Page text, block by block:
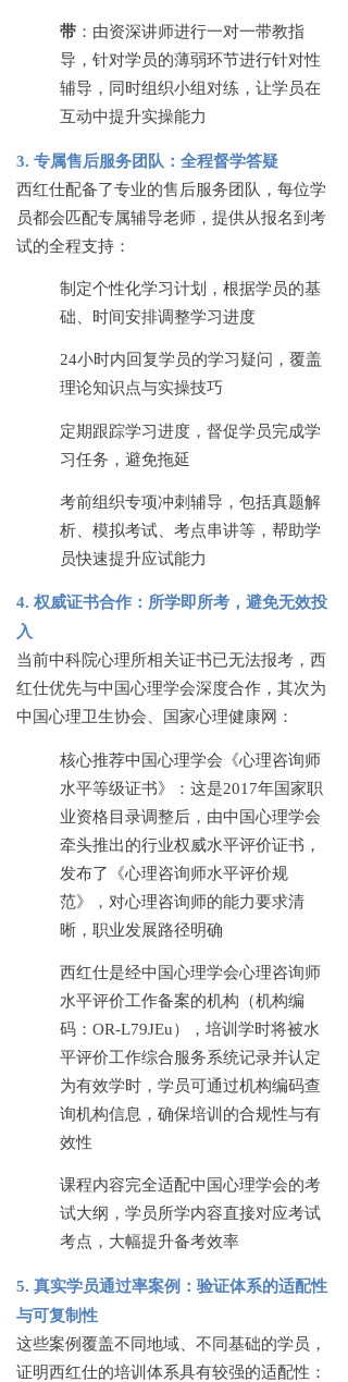
带 ：由资深讲师进行一对一带教指
导，针对学员的薄弱环节进行针对性
辅导，同时组织小组对练，让学员在
互动中提升实操能力
3. 专属售后服务团队：全程督学答疑
西红仕配备了专业的售后服务团队，每位学
员都会匹配专属辅导老师，提供从报名到考
试的全程支持：
制定个性化学习计划，根据学员的基
础、时间安排调整学习进度
24小时内回复学员的学习疑问，覆盖
理论知识点与实操技巧
定期跟踪学习进度，督促学员完成学
习任务，避免拖延
考前组织专项冲刺辅导，包括真题解
析、模拟考试、考点串讲等，帮助学
员快速提升应试能力
4. 权威证书合作：所学即所考，避免无效投
入
当前中科院心理所相关证书已无法报考，西
红仕优先与中国心理学会深度合作，其次为
中国心理卫生协会、国家心理健康网：
核心推荐中国心理学会《心理咨询师
水平等级证书》：这是2017年国家职
业资格目录调整后，由中国心理学会
牵头推出的行业权威水平评价证书，
发布了《心理咨询师水平评价规
范》，对心理咨询师的能力要求清
晰，职业发展路径明确
西红仕是经中国心理学会心理咨询师
水平评价工作备案的机构（机构编
码： OR-L79JEu），培训学时将被水
平评价工作综合服务系统记录并认定
为有效学时，学员可通过机构编码查
询机构信息，确保培训的合规性与有
效性
课程内容完全适配中国心理学会的考
试大纲，学员所学内容直接对应考试
考点，大幅提升备考效率
5. 真实学员通过率案例：验证体系的适配性
与可复制性
这些案例覆盖不同地域、不同基础的学员，
证明西红仕的培训体系具有较强的适配性：